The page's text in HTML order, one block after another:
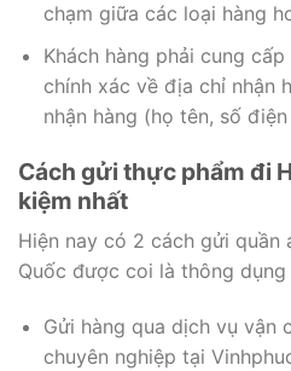
chạm giữa các loại hàng
Khách hàng phải cung
chính xác về địa chỉ nhận
nhận hàng (họ tên, số
Cách gửi thực phẩm đi
kiệm nhất
Hiện nay có 2 cách gửi quần
Quốc được coi là thông
Gửi hàng qua dịch vụ vận
chuyên nghiệp tại